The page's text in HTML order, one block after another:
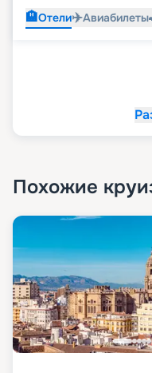
🏨Отели✈️Авиабилеты
Похожие